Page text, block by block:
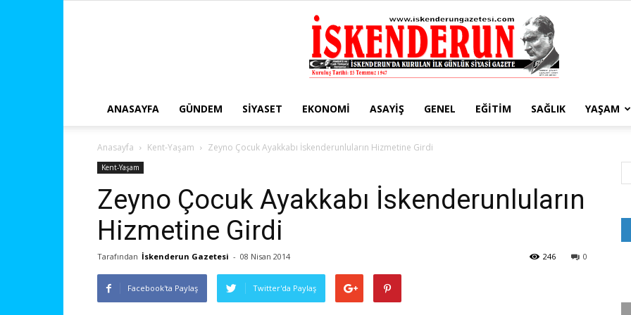
ANASAYFA GÜNDEM SIYASET EKONOMI ASAYIŞ GENEL EĞITIM SAĞLIK YAŞAM
Anasayfa Kent-Yaşam Zeyno Çocuk Ayakkabı İskenderunluların Hizmetine Girdi
Kent-Yaşam
Zeyno Çocuk Ayakkabı İskenderunluların
Hizmetine Girdi
Tarafından İskenderun Gazetesi - 08 Nisan 2014 0
246
Facebook'ta Paylaş Twitter'da Paylaş